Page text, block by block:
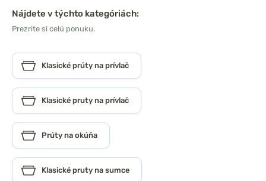
Nájdete v týchto kategóriách:
Prezrite si celú ponuku.
Klasické prúty na prívlač
Klasické pruty na prívlač
Prúty na okúňa
Klasické pruty na sumce